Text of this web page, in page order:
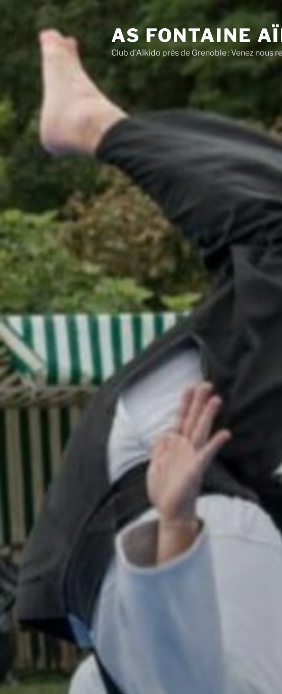
AS FONTAINE
Club d'Aïkido près de Grenoble : Venez nous